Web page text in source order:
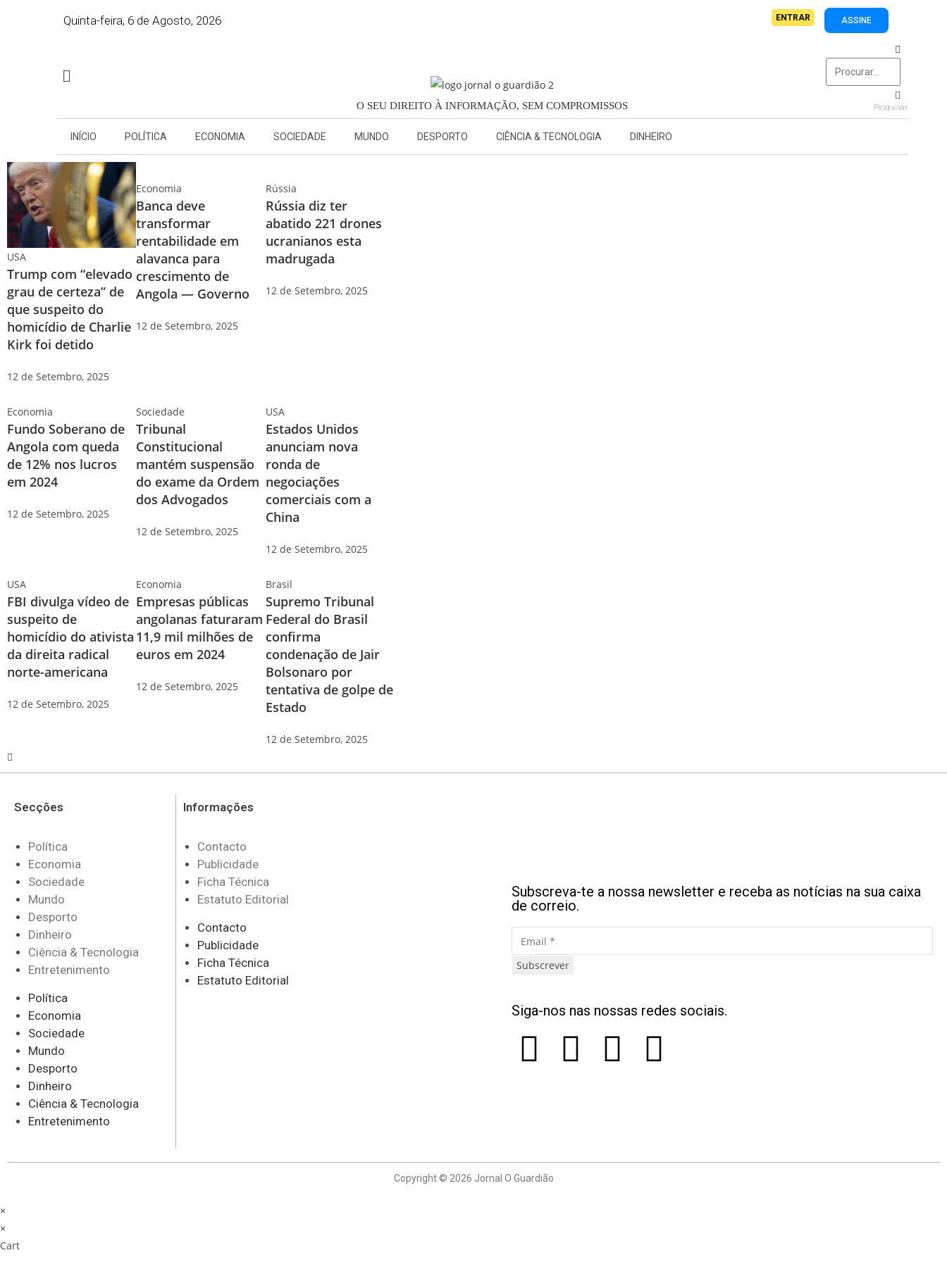
Quinta-feira, 6 de Agosto, 2026 ENTRAR ASSINE
O SEU DIREITO À INFORMAÇÃO, SEM COMPROMISSOS Pesquisar
INÍCIO POLÍTICA ECONOMIA SOCIEDADE MUNDO DESPORTO CIÊNCIA & TECNOLOGIA DINHEIRO
USA
Trump com “elevado
grau de certeza” de
que suspeito do
homicídio de Charlie
Kirk foi detido
12 de Setembro, 2025
Economia
Banca deve
transformar
rentabilidade em
alavanca para
crescimento de
Angola — Governo
12 de Setembro, 2025
Rússia
Rússia diz ter
abatido 221 drones
ucranianos esta
madrugada
12 de Setembro, 2025
Economia
Fundo Soberano de
Angola com queda
de 12% nos lucros
em 2024
12 de Setembro, 2025
Sociedade
Tribunal
Constitucional
mantém suspensão
do exame da Ordem
dos Advogados
12 de Setembro, 2025
USA
Estados Unidos
anunciam nova
ronda de
negociações
comerciais com a
China
12 de Setembro, 2025
USA
FBI divulga vídeo de
suspeito de
homicídio do ativista
da direita radical
norte-americana
12 de Setembro, 2025
Economia
Empresas públicas
angolanas faturaram
11,9 mil milhões de
euros em 2024
12 de Setembro, 2025
Brasil
Supremo Tribunal
Federal do Brasil
confirma
condenação de Jair
Bolsonaro por
tentativa de golpe de
Estado
12 de Setembro, 2025
Secções
Política
Economia
Sociedade
Mundo
Desporto
Dinheiro
Ciência & Tecnologia
Entretenimento
Política
Economia
Sociedade
Mundo
Desporto
Dinheiro
Ciência & Tecnologia
Entretenimento
Informações
Contacto
Publicidade
Ficha Técnica
Estatuto Editorial
Contacto
Publicidade
Ficha Técnica
Estatuto Editorial
Subscreva-te a nossa newsletter e receba as notícias na sua caixa
de correio.
Subscrever
Siga-nos nas nossas redes sociais.
Copyright © 2026 Jornal O Guardião
×
×
Cart